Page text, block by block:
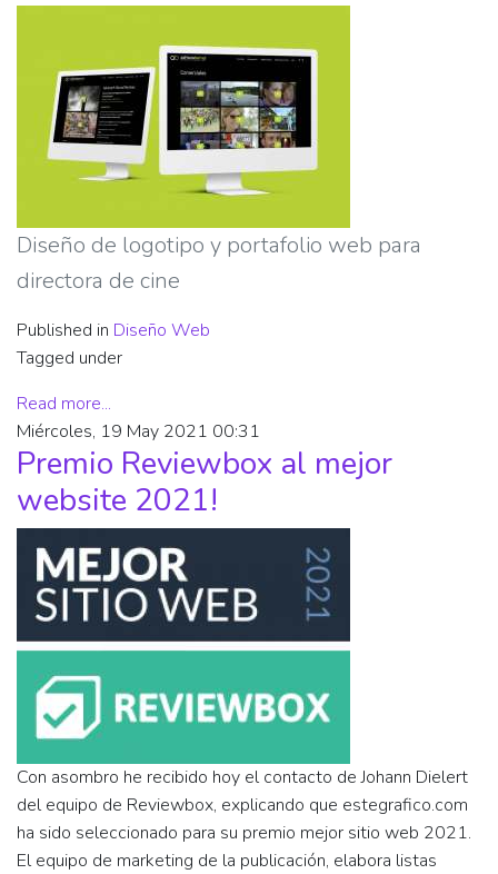
Diseño de logotipo y portafolio web para
directora de cine
Published in Diseño Web
Tagged under
Read more...
Miércoles, 19 May 2021 00:31
Premio Reviewbox al mejor
website 2021!
Con asombro he recibido hoy el contacto de Johann Dielert
del equipo de Reviewbox, explicando que estegrafico.com
ha sido seleccionado para su premio mejor sitio web 2021.
El equipo de marketing de la publicación, elabora listas